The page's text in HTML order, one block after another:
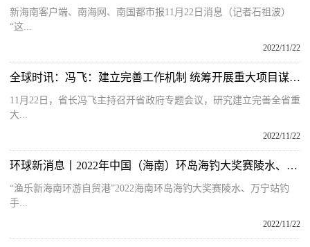
新海南客户端、南海网、南国都市报11月22日消息（记者石祖波）
“这...
2022/11/22
全球时讯：冯飞：建立完善工作机制 统筹开展重大项目谋划推进和招商引资工作
11月22日，省长冯飞主持召开省政府专题会议，研究建立完善全省重
大...
2022/11/22
环球新消息丨2022年中国（海南）环岛海钓大奖赛陵水、万宁站招募钓手啦
“渔乐新海南环游自贸港”2022海南环岛海钓大奖赛陵水、万宁站钓
手...
2022/11/22